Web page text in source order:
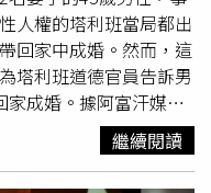
人權的塔利班當局都出
回家中成婚。然而，這
塔利班道德官員告訴男
成婚。據阿富汗媒體
爾曼德省
，一場在今年6月27日
繼續閱讀